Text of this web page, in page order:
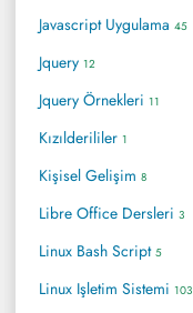
Javascript Uygulama 45
Jquery 12
Jquery Örnekleri 11
Kızılderililer 1
Kişisel Gelişim 8
Libre Office Dersleri 3
Linux Bash Script 5
Linux Işletim Sistemi 103